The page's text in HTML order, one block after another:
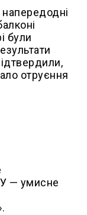
були
отруєння
— умисне